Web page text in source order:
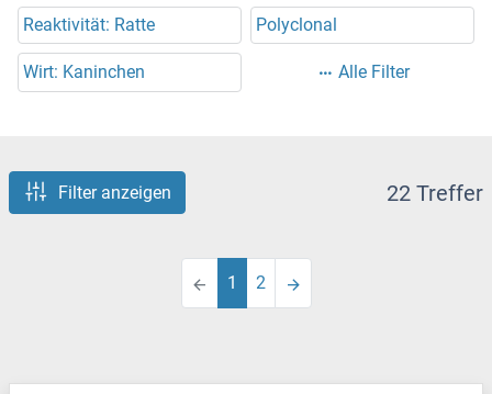
Reaktivität: Ratte Polyclonal
Wirt: Kaninchen Alle Filter
Filter anzeigen 22 Treffer
1 2